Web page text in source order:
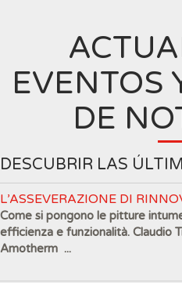
EVENTOS
DE
DESCUBRIR LAS
L’ASSEVERAZIONE DI
Come si pongono le pitture
efficienza e funzionalità. Claudio
Amotherm ...